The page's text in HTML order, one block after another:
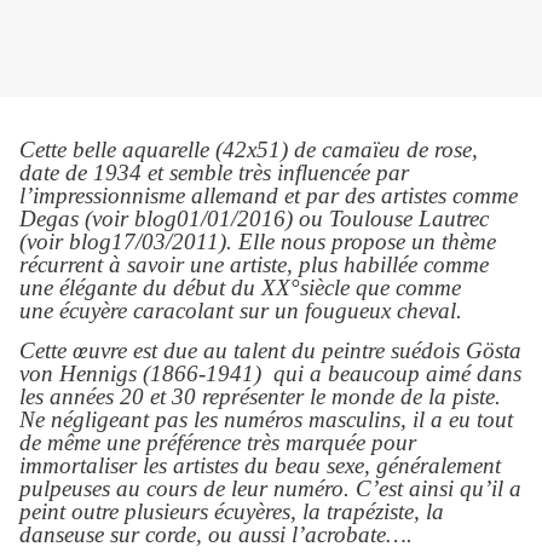
Cette belle aquarelle (42x51) de camaïeu de rose,
date de 1934 et semble très influencée par
l’impressionnisme allemand et par des artistes comme
Degas (voir blog01/01/2016) ou Toulouse Lautrec
(voir blog17/03/2011). Elle nous propose un thème
récurrent à savoir une artiste, plus habillée comme
une élégante du début du XX°siècle que comme
une écuyère caracolant sur un fougueux cheval.
Cette œuvre est due au talent du peintre suédois Gösta
von Hennigs (1866-1941) qui a beaucoup aimé dans
les années 20 et 30 représenter le monde de la piste.
Ne négligeant pas les numéros masculins, il a eu tout
de même une préférence très marquée pour
immortaliser les artistes du beau sexe, généralement
pulpeuses au cours de leur numéro. C’est ainsi qu’il a
peint outre plusieurs écuyères, la trapéziste, la
danseuse sur corde, ou aussi l’acrobate….